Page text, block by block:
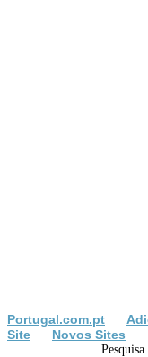
Portugal.com.pt
Site
Novos Sites